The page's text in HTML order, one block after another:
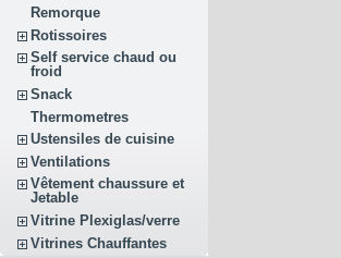
Remorque
Rotissoires
Self service chaud ou
froid
Snack
Thermometres
Ustensiles de cuisine
Ventilations
Vêtement chaussure et
Jetable
Vitrine Plexiglas/verre
Vitrines Chauffantes